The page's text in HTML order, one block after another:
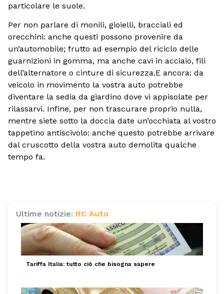
particolare le suole.
Per non parlare di monili, gioielli, bracciali ed
orecchini: anche questi possono provenire da
un’automobile; frutto ad esempio del riciclo delle
guarnizioni in gomma, ma anche cavi in acciaio, fili
dell’alternatore o cinture di sicurezza.E ancora: da
veicolo in movimento la vostra auto potrebbe
diventare la sedia da giardino dove vi appisolate per
rilassarvi. Infine, per non trascurare proprio nulla,
mentre siete sotto la doccia date un’occhiata al vostro
tappetino antiscivolo: anche questo potrebbe arrivare
dal cruscotto della vostra auto demolita qualche
tempo fa.
Ultime notizie: RC Auto
Tariffa Italia: tutto ciò che bisogna sapere